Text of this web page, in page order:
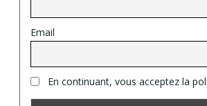
Email
En continuant, vous acceptez la